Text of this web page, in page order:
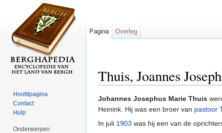
Thuis, Joannes
Johannes Josephus Marie Thuis
Heinink. Hij was een broer van pastoor
In juli 1903 was hij een van de
Pagina Overleg
Hoofdpagina
Contact
Hulp
Onderwerpen